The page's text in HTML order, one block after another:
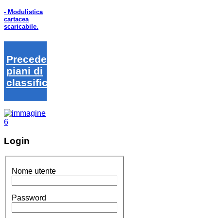
- Modulistica
cartacea
scaricabile.
Precedenti
piani di
classifica
Login
Nome utente
Password